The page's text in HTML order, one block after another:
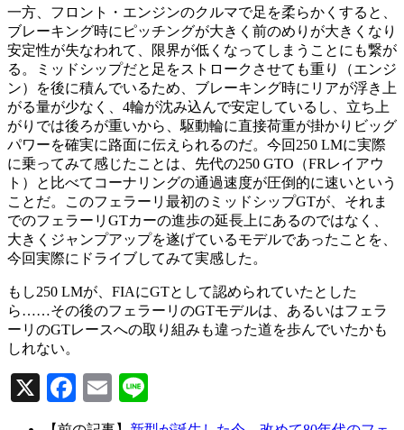
一方、フロント・エンジンのクルマで足を柔らかくすると、
ブレーキング時にピッチングが大きく前のめりが大きくなり
安定性が失なわれて、限界が低くなってしまうことにも繋が
る。ミッドシップだと足をストロークさせても重り（エンジ
ン）を後に積んでいるため、ブレーキング時にリアが浮き上
がる量が少なく、4輪が沈み込んで安定しているし、立ち上
がりでは後ろが重いから、駆動輪に直接荷重が掛かりビッグ
パワーを確実に路面に伝えられるのだ。今回250 LMに実際
に乗ってみて感じたことは、先代の250 GTO（FRレイアウ
ト）と比べてコーナリングの通過速度が圧倒的に速いという
ことだ。このフェラーリ最初のミッドシップGTが、それま
でのフェラーリGTカーの進歩の延長上にあるのではなく、
大きくジャンプアップを遂げているモデルであったことを、
今回実際にドライブしてみて実感した。
もし250 LMが、FIAにGTとして認められていたとした
ら……その後のフェラーリのGTモデルは、あるいはフェラ
ーリのGTレースへの取り組みも違った道を歩んでいたかも
しれない。
X Facebook
Email